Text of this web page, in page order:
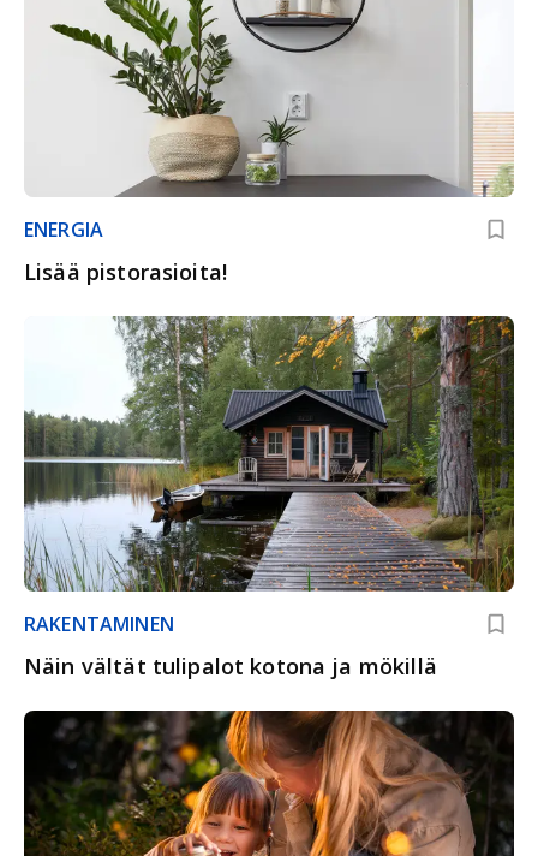
ENERGIA
Lisää pistorasioita!
RAKENTAMINEN
Näin vältät tulipalot kotona ja mökillä